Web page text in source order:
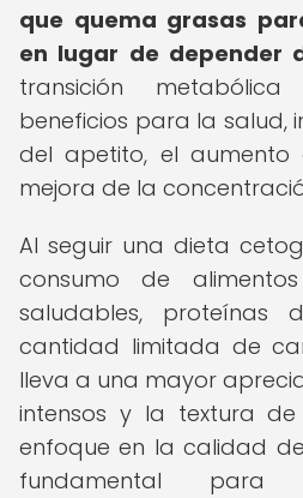
que quema grasas
en lugar de depender
transición
beneficios para la salud,
del apetito, el
mejora de la
Al seguir una dieta
consumo de
saludables,
cantidad limitada de
lleva a una mayor
intensos y la textura de
enfoque en la calidad
fundamental para